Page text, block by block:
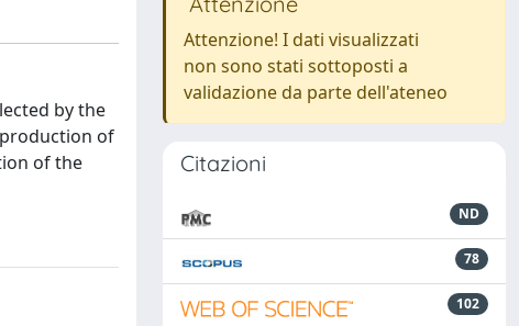
by the
of
of the
Attenzione! I dati visualizzati
non sono stati sottoposti a
validazione da parte dell'ateneo
Citazioni
ND
78
102